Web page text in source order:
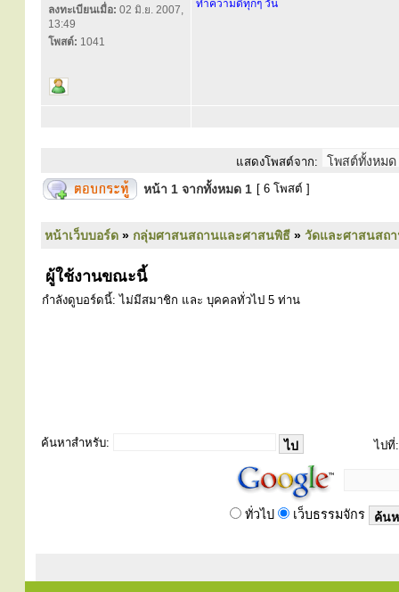
ลงทะเบียนเมื่อ: 02 มิ.ย. 2007,
13:49
โพสต์: 1041
ทำความดีทุกๆ วัน
แสดงโพสต์จาก:
หน้า 1 จากทั้งหมด 1 [ 6 โพสต์ ]
หน้าเว็บบอร์ด » กลุ่มศาสนสถานและศาสนพิธี » วัดและศาสนสถ
ผู้ใช้งานขณะนี้
กำลังดูบอร์ดนี้: ไม่มีสมาชิก และ บุคคลทั่วไป 5 ท่าน
ค้นหาสำหรับ: ไปที่:
ทั่วไป เว็บธรรมจักร